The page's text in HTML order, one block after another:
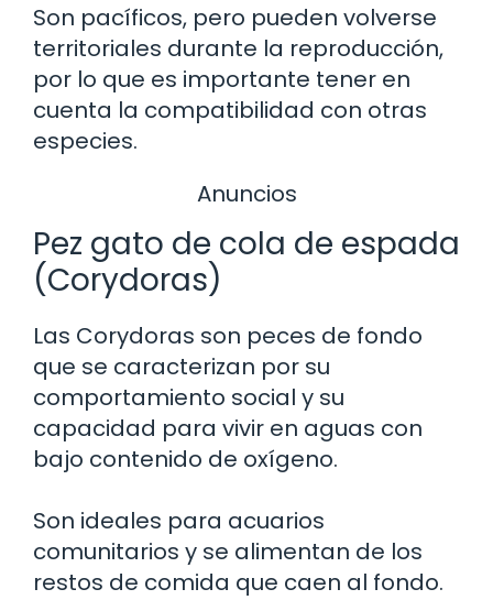
Son pacíficos, pero pueden volverse
territoriales durante la reproducción,
por lo que es importante tener en
cuenta la compatibilidad con otras
especies.
Anuncios
Pez gato de cola de espada
(Corydoras)
Las Corydoras son peces de fondo
que se caracterizan por su
comportamiento social y su
capacidad para vivir en aguas con
bajo contenido de oxígeno.
Son ideales para acuarios
comunitarios y se alimentan de los
restos de comida que caen al fondo.